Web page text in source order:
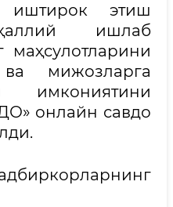
этиш
ишлаб
маҳсулотларини
мижозларга
имкониятини
онлайн савдо